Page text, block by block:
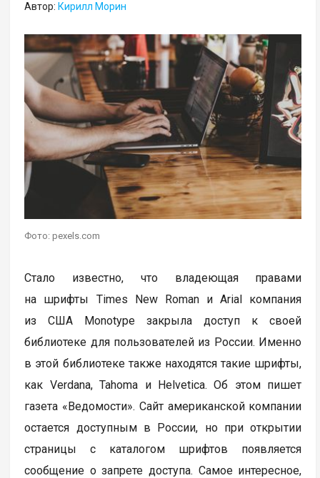
Автор: Кирилл Морин
Фото: pexels.com
Стало известно, что владеющая правами
на шрифты Times New Roman и Arial компания
из США Monotype закрыла доступ к своей
библиотеке для пользователей из России. Именно
в этой библиотеке также находятся такие шрифты,
как Verdana, Tahoma и Helvetica. Об этом пишет
газета «Ведомости». Сайт американской компании
остается доступным в России, но при открытии
страницы с каталогом шрифтов появляется
сообщение о запрете доступа. Самое интересное,